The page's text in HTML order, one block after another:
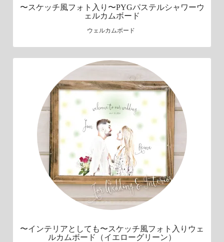
〜スケッチ風フォト入り〜PYGパステルシャワーウ
ェルカムボード
ウェルカムボード
〜インテリアとしても〜スケッチ風フォト入りウェ
ルカムボード（イエローグリーン）